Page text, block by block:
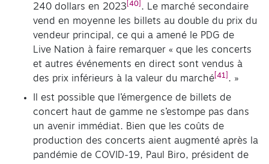
240 dollars en 2023 [40] . Le marché secondaire
vend en moyenne les billets au double du prix du
vendeur principal, ce qui a amené le PDG de
Live Nation à faire remarquer « que les concerts
et autres événements en direct sont vendus à
des prix inférieurs à la valeur du marché [41] . »
Il est possible que l’émergence de billets de
concert haut de gamme ne s’estompe pas dans
un avenir immédiat. Bien que les coûts de
production des concerts aient augmenté après la
pandémie de COVID-19, Paul Biro, président de